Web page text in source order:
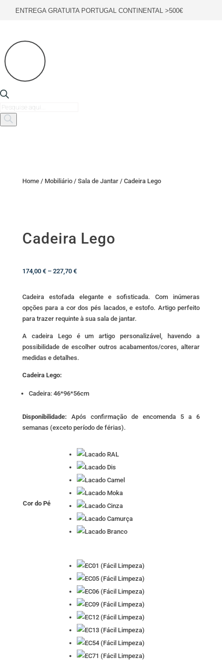
ENTREGA GRATUITA PORTUGAL CONTINENTAL >500€
Products
search
Home/ Mobiliário/ Sala de Jantar/ Cadeira Lego
Cadeira Lego
174,00 € – 227,70 €Price
Cadeira estofada elegante e sofisticada. Com inúmeras
opções para a cor dos pés lacados, e estofo. Artigo perfeito
para trazer requinte à sua sala de jantar.
A cadeira Lego é um artigo personalizável, havendo a
possibilidade de escolher outros acabamentos/cores, alterar
medidas e detalhes.
Cadeira Lego:
Cadeira: 46*96*56cm
Disponibilidade: Após confirmação de encomenda 5 a 6
semanas (exceto período de férias).
Cor do Pé